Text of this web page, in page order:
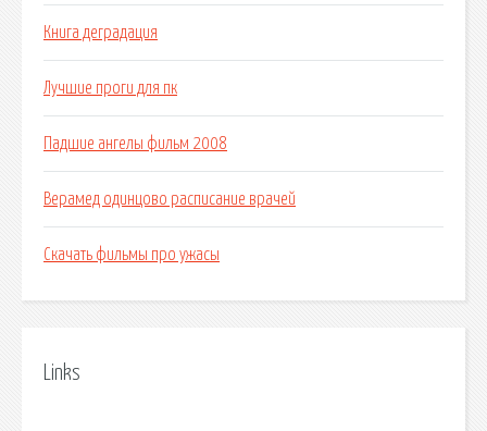
Книга деградация
Лучшие проги для пк
Падшие ангелы фильм 2008
Верамед одинцово расписание врачей
Скачать фильмы про ужасы
Links